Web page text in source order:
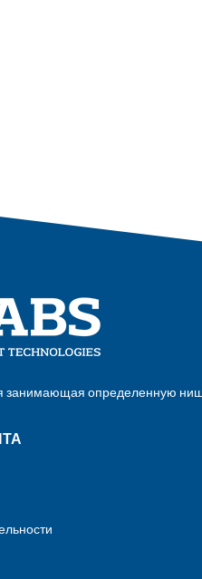
занимающая определенную